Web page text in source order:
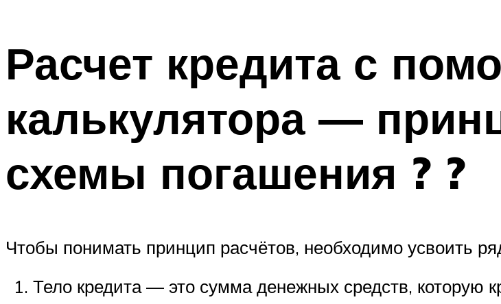
Расчет кредита с
калькулятора —
схемы погашения ? ?
Чтобы понимать принцип расчётов, необходимо усвоить
Тело кредита — это сумма денежных средств, которую